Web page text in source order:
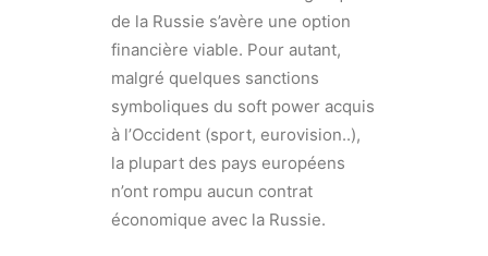
de la Russie s’avère une option
financière viable. Pour autant,
malgré quelques sanctions
symboliques du soft power acquis
à l’Occident (sport, eurovision..),
la plupart des pays européens
n’ont rompu aucun contrat
économique avec la Russie.